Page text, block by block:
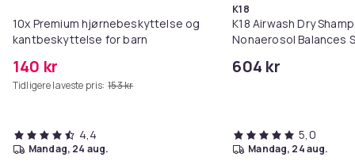
10x Premium hjørnebeskyttelse og
kantbeskyttelse for barn
140 kr
Tidligere laveste pris: 153 kr
4,4
mandag, 24 aug.
K18
K18 Airwash Dry
Nonaerosol Balances
604 kr
5,0
mandag, 24 aug.